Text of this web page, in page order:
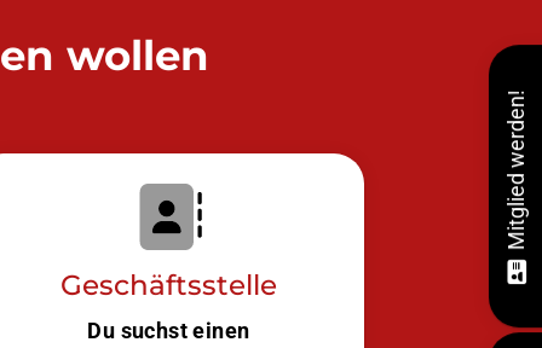
wollen
Geschäftsstelle
Du suchst einen
Mitglied werden!